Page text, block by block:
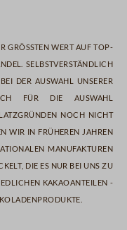
größten Wert auf Top-
Selbstverständlich
der Auswahl unserer
für die Auswahl
noch nicht
wir in früheren Jahren
Manufakturen
die es nur bei uns zu
Kakaoanteilen -